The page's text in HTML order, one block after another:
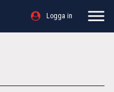
Logga in